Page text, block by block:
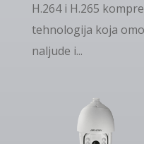
H.264 i H.265
tehnologija koja
naljude i...